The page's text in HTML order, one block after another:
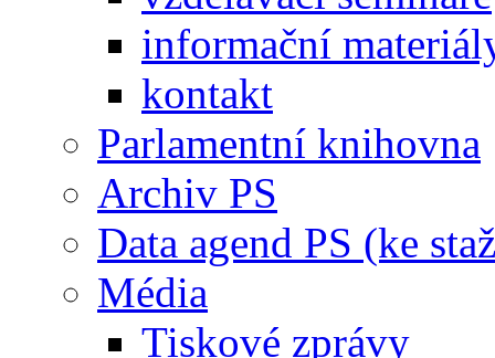
informační
kontakt
Parlamentní knihovna
Archiv PS
Data agend PS (ke
Média
Tiskové zprávy